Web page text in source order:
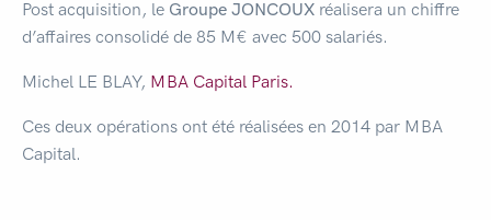
Post acquisition, le Groupe JONCOUX réalisera un chiffre
d’affaires consolidé de 85 M€ avec 500 salariés.
Michel LE BLAY, MBA Capital Paris.
Ces deux opérations ont été réalisées en 2014 par MBA
Capital.